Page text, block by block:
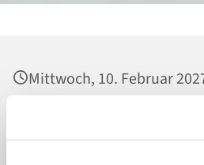
Mittwoch, 10. Februar
Heilig Kreuz, Kirche,
13053 Berlin